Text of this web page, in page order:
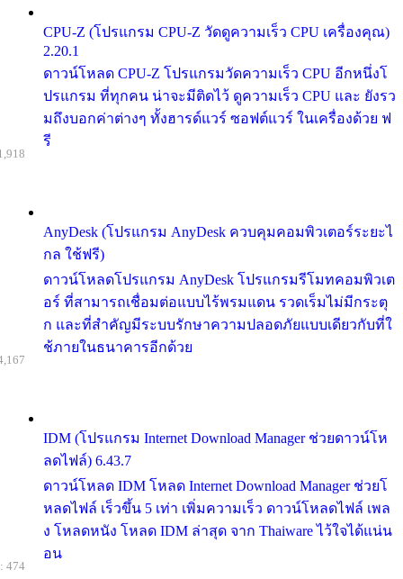
CPU-Z (โปรแกรม CPU-Z วัดดูความเร็ว CPU เครื่องคุณ)
2.20.1
ดาวน์โหลด CPU-Z โปรแกรมวัดความเร็ว CPU อีกหนึ่งโ
ปรแกรม ที่ทุกคน น่าจะมีติดไว้ ดูความเร็ว CPU และ ยังรว
มถึงบอกค่าต่างๆ ทั้งฮารด์แวร์ ซอฟต์แวร์ ในเครื่องด้วย ฟ
รี
AnyDesk (โปรแกรม AnyDesk ควบคุมคอมพิวเตอร์ระยะไ
กล ใช้ฟรี)
ดาวน์โหลดโปรแกรม AnyDesk โปรแกรมรีโมทคอมพิวเต
อร์ ที่สามารถเชื่อมต่อแบบไร้พรมแดน รวดเร็มไม่มีกระตุ
ก และที่สำคัญมีระบบรักษาความปลอดภัยแบบเดียวกับที่ใ
ช้ภายในธนาคารอีกด้วย
IDM (โปรแกรม Internet Download Manager ช่วยดาวน์โห
ลดไฟล์) 6.43.7
ดาวน์โหลด IDM โหลด Internet Download Manager ช่วยโ
หลดไฟล์ เร็วขึ้น 5 เท่า เพิ่มความเร็ว ดาวน์โหลดไฟล์ เพล
ง โหลดหนัง โหลด IDM ล่าสุด จาก Thaiware ไว้ใจได้แน่น
อน
474